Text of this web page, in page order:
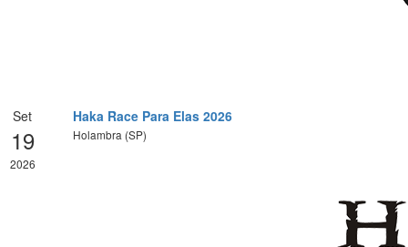
Set
19
2026
Haka Race Para Elas 2026
Holambra (SP)